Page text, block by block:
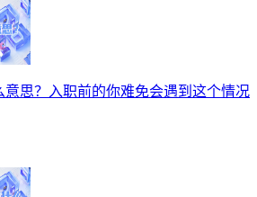
意思？入职前的你难免会遇到这个情况